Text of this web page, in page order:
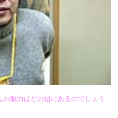
魅力はどの辺にあるのでしょう